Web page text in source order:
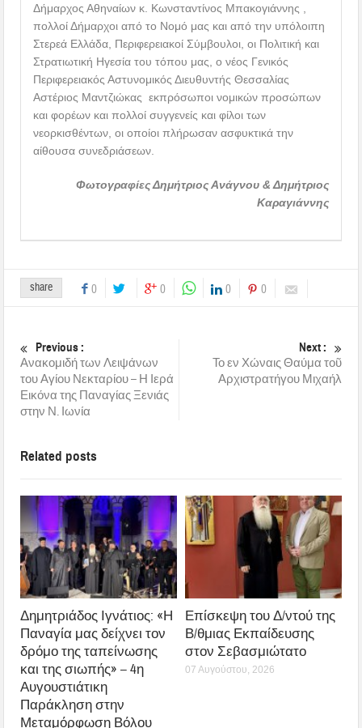
Δήμαρχος Αθηναίων κ. Κωνσταντίνος Μπακογιάννης ,
πολλοί Δήμαρχοι από το Νομό μας και από την υπόλοιπη
Στερεά Ελλάδα, Περιφερειακοί Σύμβουλοι, οι Πολιτική και
Στρατιωτική Ηγεσία του τόπου μας, ο νέος Γενικός
Περιφερειακός Αστυνομικός Διευθυντής Θεσσαλίας
Αστέριος Μαντζιώκας εκπρόσωποι νομικών προσώπων
και φορέων και πολλοί συγγενείς και φίλοι των
νεορκισθέντων, οι οποίοι πλήρωσαν ασφυκτικά την
αίθουσα συνεδριάσεων.
Φωτογραφίες Δημήτριος Ανάγνου & Δημήτριος
Καραγιάννης
share 0 0 0 0
Previous :
Ανακομιδή των Λειψάνων
του Αγίου Νεκταρίου – Η Ιερά
Εικόνα της Παναγίας Ξενιάς
στην Ν. Ιωνία
Next :
Το εν Χώναις Θαύμα τοῦ
Αρχιστρατήγου Μιχαήλ
Related posts
Δημητριάδος Ιγνάτιος: «Η
Παναγία μας δείχνει τον
δρόμο της ταπείνωσης
και της σιωπής» – 4η
Αυγουστιάτικη
Παράκληση στην
Μεταμόρφωση Βόλου
Επίσκεψη του Δ/ντού της
Β/θμιας Εκπαίδευσης
στον Σεβασμιώτατο
07 Αυγούστου, 2026